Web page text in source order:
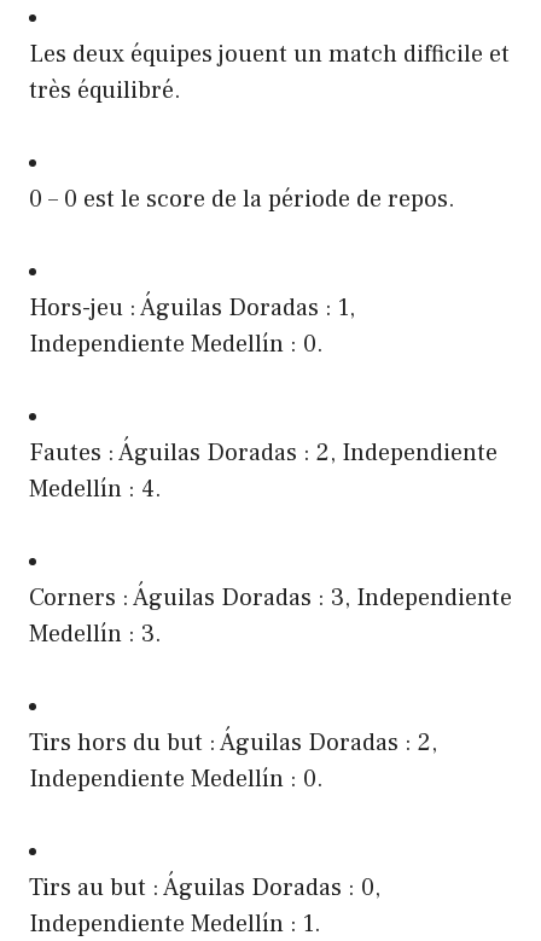
Les deux équipes jouent un match difficile et
très équilibré.
0 – 0 est le score de la période de repos.
Hors-jeu : Águilas Doradas : 1,
Independiente Medellín : 0.
Fautes : Águilas Doradas : 2, Independiente
Medellín : 4.
Corners : Águilas Doradas : 3, Independiente
Medellín : 3.
Tirs hors du but : Águilas Doradas : 2,
Independiente Medellín : 0.
Tirs au but : Águilas Doradas : 0,
Independiente Medellín : 1.